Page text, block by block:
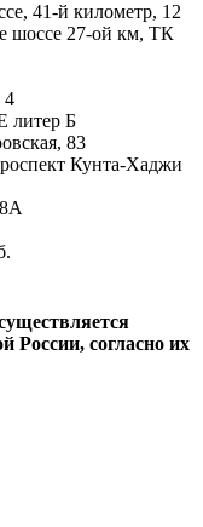
41-й километр, 12
шоссе 27-ой км, ТК
4
литер Б
83
Кунта-Хаджи
согласно их